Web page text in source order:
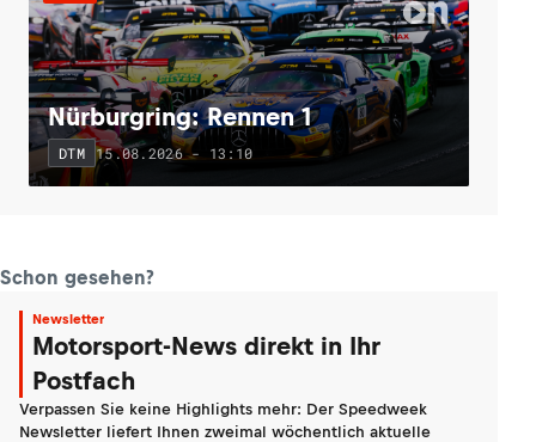
Nürburgring: Rennen 1
DTM 15.08.2026 - 13:10
Schon gesehen?
Newsletter
Motorsport-News direkt in Ihr
Postfach
Verpassen Sie keine Highlights mehr: Der Speedweek
Newsletter liefert Ihnen zweimal wöchentlich aktuelle